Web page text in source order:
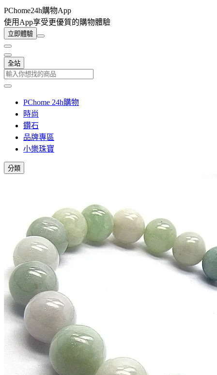
PChome24h購物App
使用App享受更優質的購物體驗
立即體驗
全站
PChome 24h購物
時尚
鑽石
品牌專區
小樂珠寶
分類